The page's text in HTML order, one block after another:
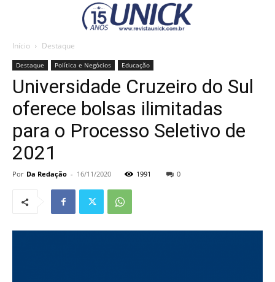
Início Destaque
Destaque Política e Negócios Educação
Universidade Cruzeiro do Sul
oferece bolsas ilimitadas
para o Processo Seletivo de
2021
Por Da Redação - 16/11/2020 1991 0